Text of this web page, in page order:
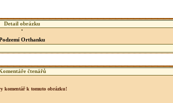
Detail obrázku
Orthanku
čtenářů
komentář k tomuto obrázku!